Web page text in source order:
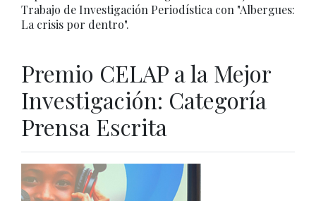
Trabajo de Investigación Periodística con "Albergues:
La crisis por dentro".
Premio CELAP a la Mejor
Investigación: Categoría
Prensa Escrita